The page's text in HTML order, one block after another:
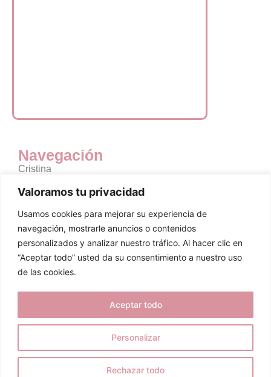
Valoramos tu privacidad
Usamos cookies para mejorar su experiencia de
navegación, mostrarle anuncios o contenidos
personalizados y analizar nuestro tráfico. Al hacer clic en
“Aceptar todo” usted da su consentimiento a nuestro uso
de las cookies.
Personalizar
Rechazar todo
Aceptar todo
Navegación
Cristina
La escuela del alma
Personas
Empresas
Regalos
Tienda
Política de Cookies
Avisos Legales